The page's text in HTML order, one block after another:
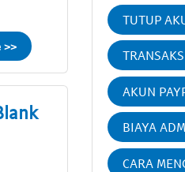
>>
TUTUP
AKUN
BIAYA
CARA